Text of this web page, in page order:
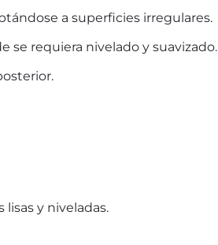
a superficies irregulares.
se requiera nivelado y suavizado.
y niveladas.